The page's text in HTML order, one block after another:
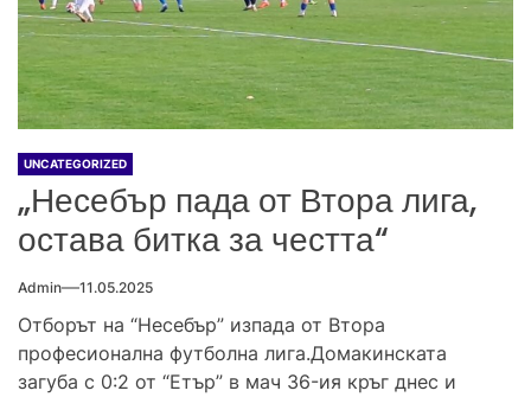
UNCATEGORIZED
„Несебър пада от Втора лига,
остава битка за честта“
Admin 11.05.2025
Отборът на “Несебър” изпада от Втора
професионална футболна лига.Домакинската
загуба с 0:2 от “Етър” в мач 36-ия кръг днес и